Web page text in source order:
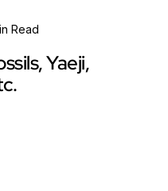
Read
Yaeji,